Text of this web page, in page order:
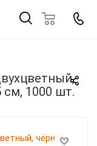
1000 шт.